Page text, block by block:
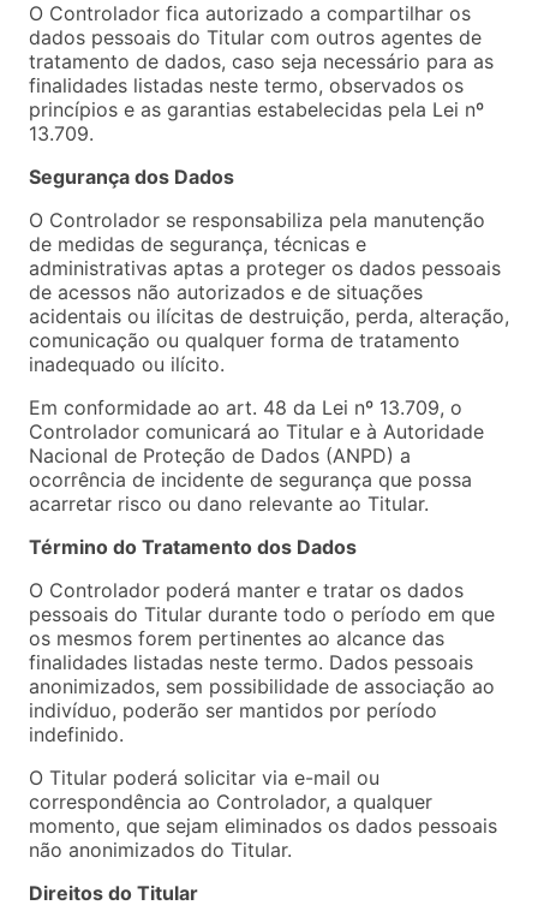
O Controlador fica autorizado a compartilhar os
dados pessoais do Titular com outros agentes de
tratamento de dados, caso seja necessário para as
finalidades listadas neste termo, observados os
princípios e as garantias estabelecidas pela Lei nº
13.709.
Segurança dos Dados
O Controlador se responsabiliza pela manutenção
de medidas de segurança, técnicas e
administrativas aptas a proteger os dados pessoais
de acessos não autorizados e de situações
acidentais ou ilícitas de destruição, perda, alteração,
comunicação ou qualquer forma de tratamento
inadequado ou ilícito.
Em conformidade ao art. 48 da Lei nº 13.709, o
Controlador comunicará ao Titular e à Autoridade
Nacional de Proteção de Dados (ANPD) a
ocorrência de incidente de segurança que possa
acarretar risco ou dano relevante ao Titular.
Término do Tratamento dos Dados
O Controlador poderá manter e tratar os dados
pessoais do Titular durante todo o período em que
os mesmos forem pertinentes ao alcance das
finalidades listadas neste termo. Dados pessoais
anonimizados, sem possibilidade de associação ao
indivíduo, poderão ser mantidos por período
indefinido.
O Titular poderá solicitar via e-mail ou
correspondência ao Controlador, a qualquer
momento, que sejam eliminados os dados pessoais
não anonimizados do Titular.
Direitos do Titular